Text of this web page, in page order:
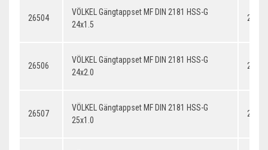
26504
VÖLKEL Gängtappset MF DIN 2181 HSS-G
24x1.5
26506
VÖLKEL Gängtappset MF DIN 2181 HSS-G
24x2.0
26507
VÖLKEL Gängtappset MF DIN 2181 HSS-G
25x1.0